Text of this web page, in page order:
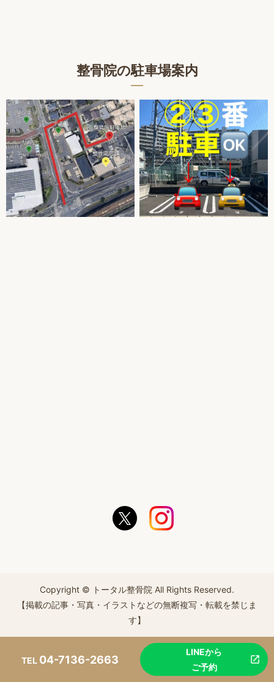
整骨院の駐車場案内
Copyright © トータル整骨院 All Rights Reserved.
【掲載の記事・写真・イラストなどの無断複写・転載を禁じま
す】
TEL 04-7136-2663
LINEから
ご予約